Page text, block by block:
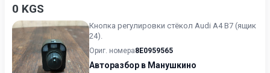
0 KGS
Кнопка регулировки стёкол Audi А4 B7 (ящик
24).
Ориг. номера8E0959565
Авторазбор в Манушкино